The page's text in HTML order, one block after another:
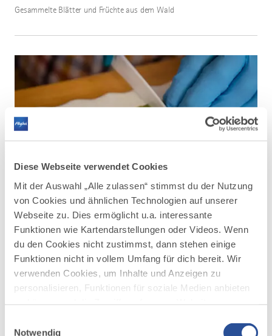
Diese Webseite verwendet Cookies
Mit der Auswahl „Alle zulassen“ stimmst du der Nutzung
von Cookies und ähnlichen Technologien auf unserer
Webseite zu. Dies ermöglicht u.a. interessante
Funktionen wie Kartendarstellungen oder Videos. Wenn
du den Cookies nicht zustimmst, dann stehen einige
Funktionen nicht in vollem Umfang für dich bereit. Wir
verwenden Cookies, um Inhalte und Anzeigen zu
personalisieren, Funktionen für soziale Medien anbieten
deiner Verwendung unserer Website an unsere Partner
Notwendig
Gesammelte Blätter und Früchte aus dem Wald
©
Aus den Früchten entsteht ein wohltuendes
Hautöl.